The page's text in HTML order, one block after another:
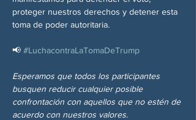
proteger nuestros derechos y detener esta
toma de poder autoritaria.
📢 #LuchacontraLaTomaDeTrump
Esperamos que todos los participantes
busquen reducir cualquier posible
confrontación con aquellos que no estén de
acuerdo con nuestros valores.